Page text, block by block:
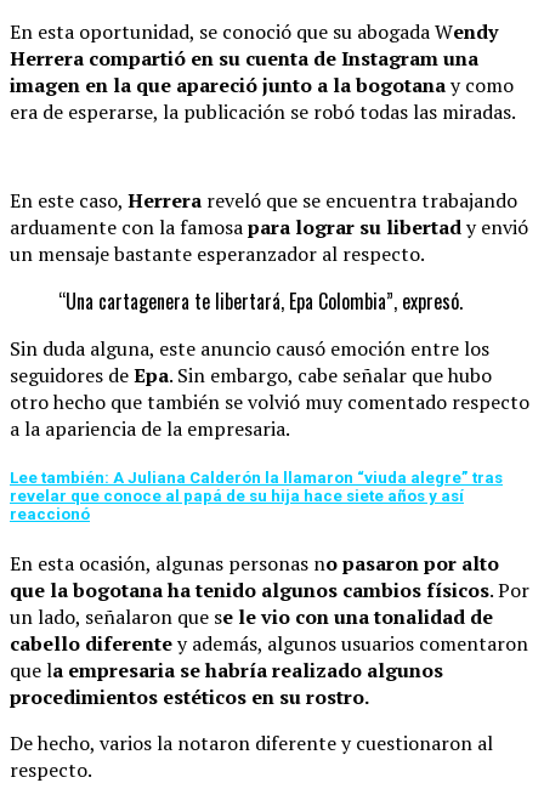
En esta oportunidad, se conoció que su abogada Wendy
Herrera compartió en su cuenta de Instagram una
imagen en la que apareció junto a la bogotanay como
era de esperarse, la publicación se robó todas las miradas.
En este caso, Herrera reveló que se encuentra trabajando
arduamente con la famosapara lograr su libertady envió
un mensaje bastante esperanzador al respecto.
“Una cartagenera te libertará, Epa Colombia”, expresó.
Sin duda alguna, este anuncio causó emoción entre los
seguidores deEpa. Sin embargo, cabe señalar que hubo
otro hecho que también se volvió muy comentado respecto
a la apariencia de la empresaria.
Lee también: A Juliana Calderón la llamaron “viuda alegre” tras
revelar que conoce al papá de su hija hace siete años y así
reaccionó
En esta ocasión, algunas personas no pasaron por alto
que la bogotana ha tenido algunos cambios físicos. Por
un lado, señalaron que se le vio con una tonalidad de
cabello diferentey además, algunos usuarios comentaron
que la empresaria se habría realizado algunos
procedimientos estéticos en su rostro.
De hecho, varios la notaron diferente y cuestionaron al
respecto.